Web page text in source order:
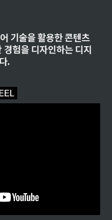
기술을 활용한 콘텐츠
험을 디자인하는 디지
.